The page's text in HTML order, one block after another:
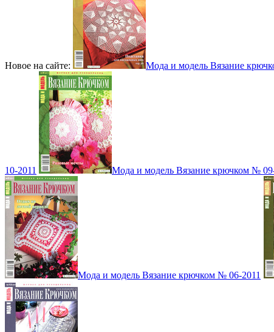
Новое на сайте: Мода и модель Вязание
10-2011 Мода и модель Вязание крючком №
Мода и модель Вязание крючком № 06-2011